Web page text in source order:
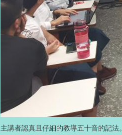
主講者認真且仔細的教導五十音的記法。